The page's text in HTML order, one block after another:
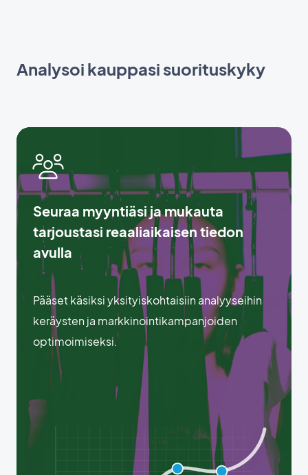
Analysoi kauppasi suorituskyky
Seuraa myyntiäsi ja mukauta
tarjoustasi reaaliaikaisen tiedon
avulla
Pääset käsiksi yksityiskohtaisiin analyyseihin
keräysten ja markkinointikampanjoiden
optimoimiseksi.